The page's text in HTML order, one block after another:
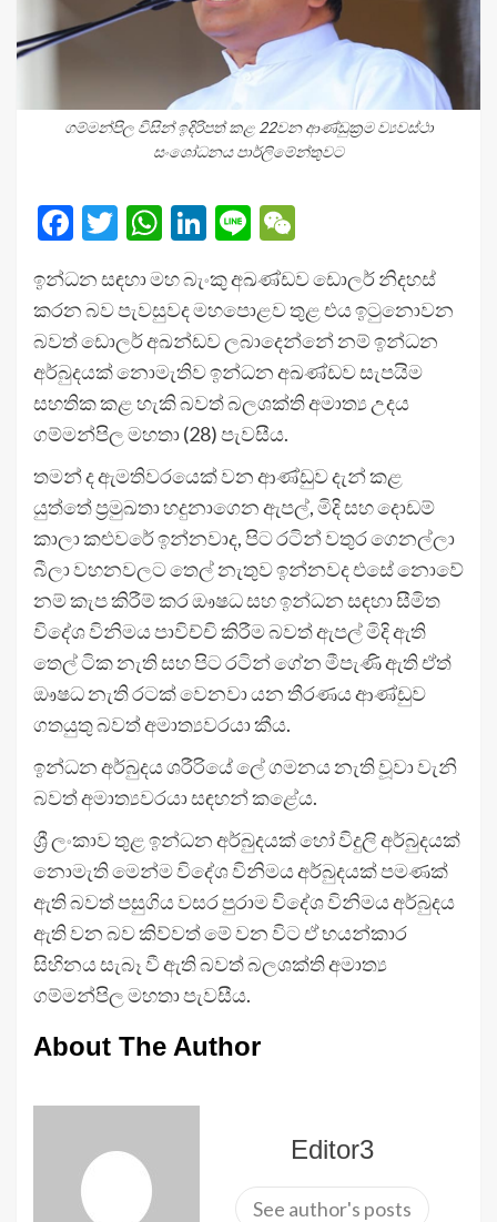
ගම්මන්පිල විසින් ඉදිරිපත් කළ 22වන ආණ්ඩුක්‍රම ව්‍යවස්ථා
සංශෝධනය පාර්ලිමේන්තුවට
Facebook
Twitter
WhatsApp
LinkedIn
Line
ඉන්ධන සඳහා මහ බැංකු අඛණ්ඩව ඩොලර් නිදහස්
කරන බව පැවසුවද මහපොළව තුළ එය ඉටුනොවන
බවත් ඩොලර් අඛන්ඩව ලබාදෙන්නේ නම් ඉන්ධන
අර්බුදයක් නොමැතිව ඉන්ධන අඛණ්ඩව සැපයිම
සහතික කළ හැකි බවත් බලශක්ති අමාත්‍ය උදය
ගම්මන්පිල මහතා (28) පැවසීය.
තමන් ද ඇමතිවරයෙක් වන ආණ්ඩුව දැන් කළ
යුත්තේ ප්‍රමුඛතා හදුනාගෙන ඇපල්, මිදි සහ දොඩම්
කාලා කළුවරේ ඉන්නවාද, පිට රටින් වතුර ගෙනල්ලා
බීලා වහනවලට තෙල් නැතුව ඉන්නවද එසේ නොවේ
නම් කැප කිරීම් කර ඖෂධ සහ ඉන්ධන සඳහා සීමිත
විදේශ විනිමය පාවිච්චි කිරීම බවත් ඇපල් මිදි ඇති
තෙල් ටික නැති සහ පිට රටින් ගේන මීපැණි ඇති ඒත්
ඖෂධ නැති රටක් වෙනවා යන තීරණය ආණ්ඩුව
ගතයුතු බවත් අමාත්‍යවරයා කීය.
ඉන්ධන අර්බුදය ශරීරියේ ලේ ගමනය නැති වූවා වැනි
බවත් අමාත්‍යවරයා සඳහන් කළේය.
ශ්‍රී ලංකාව තුළ ඉන්ධන අර්බුදයක් හෝ විදුලි අර්බුදයක්
නොමැති මෙන්ම විදේශ විනිමය අර්බුදයක් පමණක්
ඇති බවත් පසුගිය වසර පුරාම විදේශ විනිමය අර්බුදය
ඇති වන බව කිව්වත් මේ වන විට ඒ භයන්කාර
සිහිනය සැබෑ වී ඇති බවත් බලශක්ති අමාත්‍ය
ගම්මන්පිල මහතා පැවසීය.
About The Author
Editor3
See author's posts